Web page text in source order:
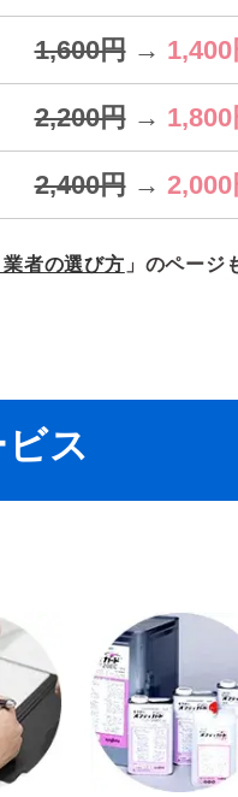
1,600円→ 1,400
2,200円→ 1,800
2,400円→ 2,000
者の選び方 」のページ
ス